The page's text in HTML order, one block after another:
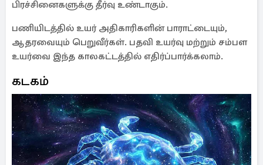
பிரச்சினைகளுக்கு தீர்வு உண்டாகும்.
பணியிடத்தில் உயர் அதிகாரிகளின் பாராட்டையும்,
ஆதரவையும் பெறுவீர்கள். பதவி உயர்வு மற்றும் சம்பள
உயர்வை இந்த காலகட்டத்தில் எதிர்ப்பார்க்கலாம்.
கடகம்